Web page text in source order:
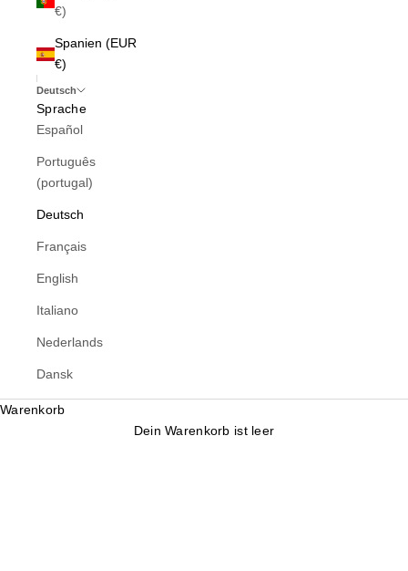
€)
Spanien (EUR
€)
Deutsch
Sprache
Español
Português
(portugal)
Deutsch
Français
English
Italiano
Nederlands
Dansk
Warenkorb
Dein Warenkorb ist leer